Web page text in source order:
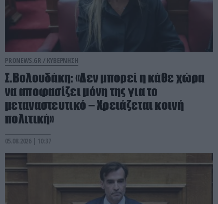
PRONEWS.GR / ΚΥΒΕΡΝΗΣΗ
Σ.Βολουδάκη: «Δεν μπορεί η κάθε χώρα
να αποφασίζει μόνη της για το
μεταναστευτικό – Χρειάζεται κοινή
πολιτική»
05.08.2026 | 10:37